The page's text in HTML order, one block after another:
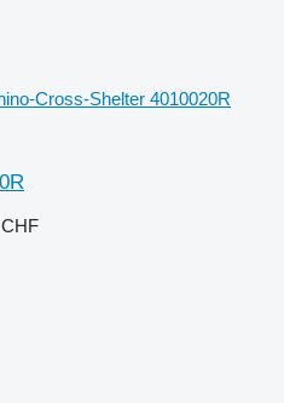
Cross-Shelter 4010020R